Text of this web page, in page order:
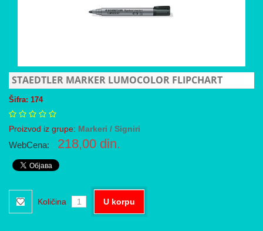
STAEDTLER MARKER LUMOCOLOR FLIPCHART
Šifra: 174
Proizvod iz grupe: Markeri / Signiri
WebCena: 218,00 din.
Količina U korpu